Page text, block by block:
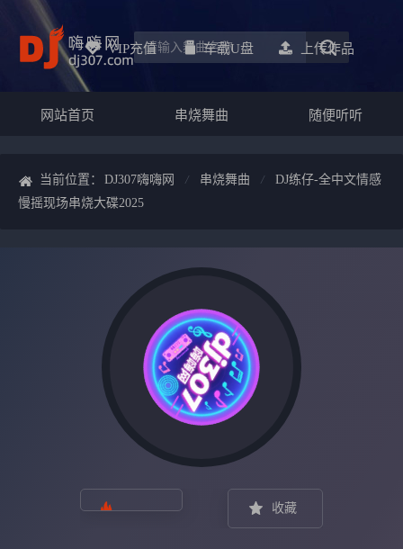
VIP充值 车载u盘 上传作品
网站首页 串烧舞曲 随便听听
当前位置： DJ307嗨嗨网 串烧舞曲
DJ练仔-全中文情感
慢摇现场串烧大碟2025
收藏